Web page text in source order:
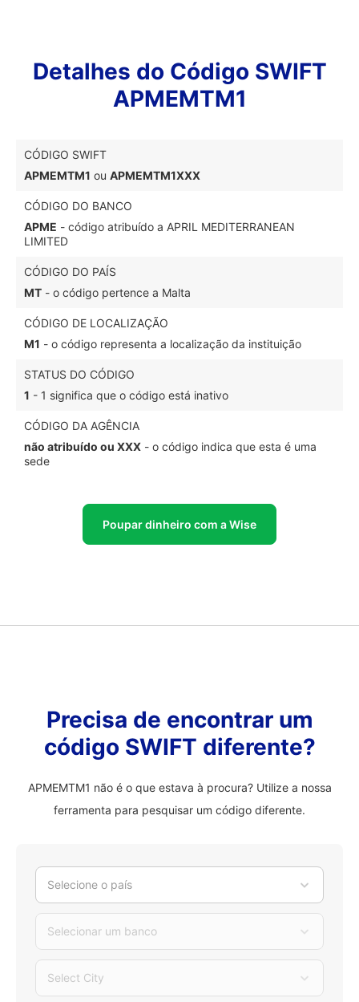
Detalhes do Código SWIFT
APMEMTM1
CÓDIGO SWIFT
APMEMTM1 ou APMEMTM1XXX
CÓDIGO DO BANCO
APME - código atribuído a APRIL MEDITERRANEAN
LIMITED
CÓDIGO DO PAÍS
MT - o código pertence a Malta
CÓDIGO DE LOCALIZAÇÃO
M1 - o código representa a localização da instituição
STATUS DO CÓDIGO
1 - 1 significa que o código está inativo
CÓDIGO DA AGÊNCIA
não atribuído ou XXX - o código indica que esta é uma
sede
Poupar dinheiro com a Wise
Precisa de encontrar um
código SWIFT diferente?
APMEMTM1 não é o que estava à procura? Utilize a nossa
ferramenta para pesquisar um código diferente.
Selecione o país
Selecionar um banco
Select City